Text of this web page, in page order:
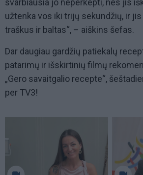
svarbiausia jo neperkepti, nes jis
užtenka vos iki trijų sekundžių, ir
traškus ir baltas“, – aiškins šefas.
Dar daugiau gardžių patiekalų
patarimų ir išskirtinių filmų
„Gero savaitgalio recepte“,
per TV3!